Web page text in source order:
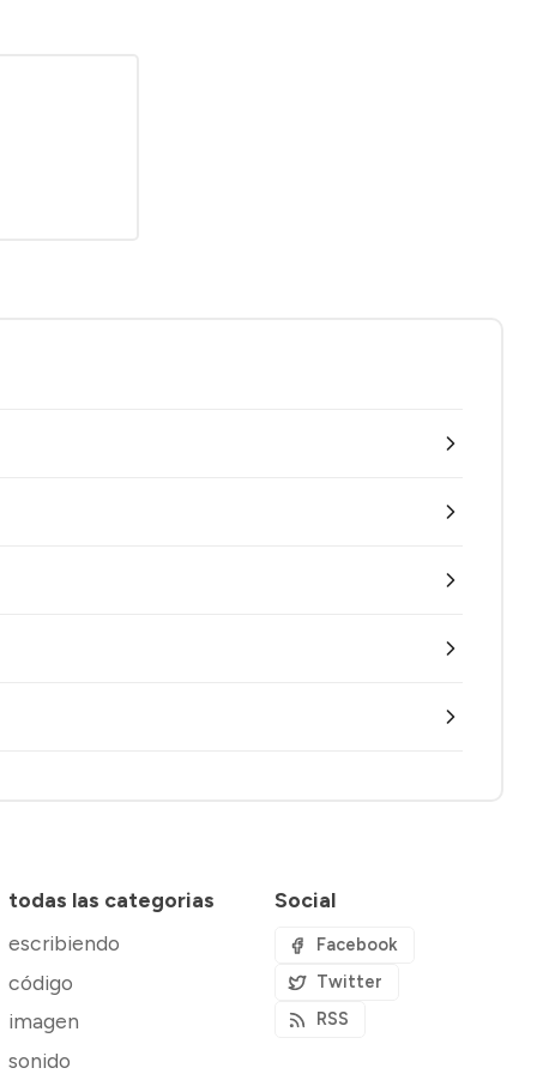
todas las categorias
escribiendo
código
imagen
sonido
Social
Facebook
Twitter
RSS